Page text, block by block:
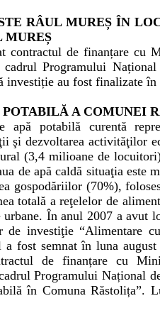
RÂUL MUREȘ ÎN
MUREȘ
contractul de finanțare cu
Programului
investiție au fost finalizate în
A COMUNEI
apă potabilă curentă
şi dezvoltarea activităţilor
(3,4 milioane de
de apă caldă situaţia
gospodăriilor (70%),
totală a reţelelor de
În anul 2007 a avut
de investiţie “Alimentare
a fost semnat în luna
de finanțare cu
Programului Național
în Comuna Răstolița”.